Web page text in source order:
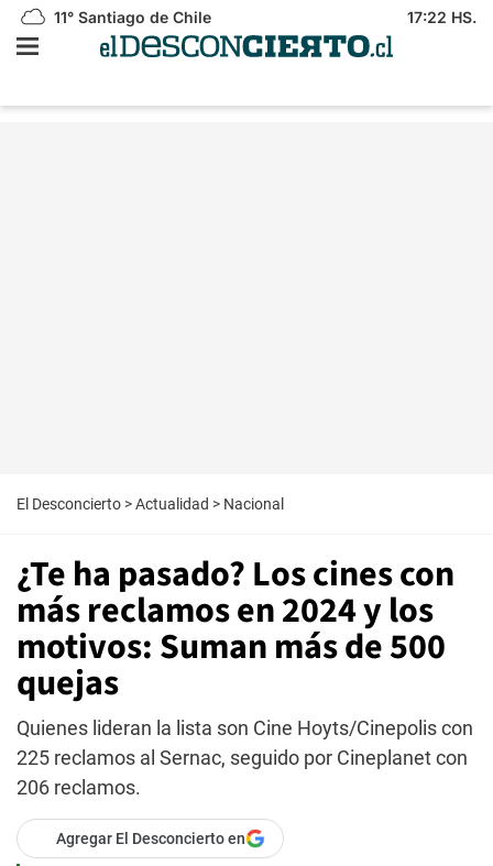
11° Santiago de Chile 17:22 HS.
El Desconcierto >Actualidad > Nacional
¿Te ha pasado? Los cines con
más reclamos en 2024 y los
motivos: Suman más de 500
quejas
Quienes lideran la lista son Cine Hoyts/Cinepolis con
225 reclamos al Sernac, seguido por Cineplanet con
206 reclamos.
Agregar El Desconcierto en